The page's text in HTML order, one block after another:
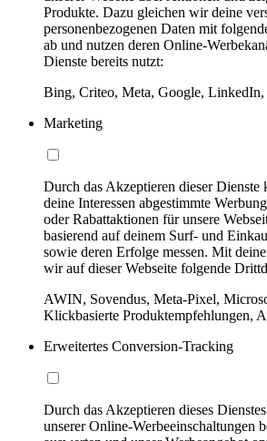
Produkte. Dazu gleichen wir deine
personenbezogenen Daten mit
ab und nutzen deren Online-
Dienste bereits nutzt:
Bing, Criteo, Meta, Google,
Marketing
Durch das Akzeptieren dieser
deine Interessen abgestimmte
oder Rabattaktionen für unsere
basierend auf deinem Surf- und
sowie deren Erfolge messen. Mit
wir auf dieser Webseite folgende
AWIN, Sovendus, Meta-Pixel,
Klickbasierte Produktempfehlungen,
Erweitertes Conversion-Tracking
Durch das Akzeptieren dieses
unserer Online-Werbeeinschaltungen